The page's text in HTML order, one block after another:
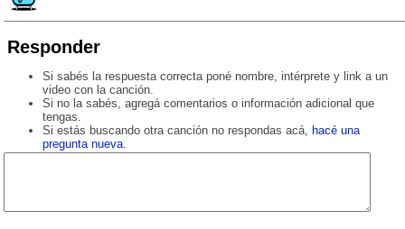
Responder
Si sabés la respuesta correcta poné nombre, intérprete y link a un
video con la canción.
Si no la sabés, agregá comentarios o información adicional que
tengas.
Si estás buscando otra canción no respondas acá,
hacé una
pregunta nueva.